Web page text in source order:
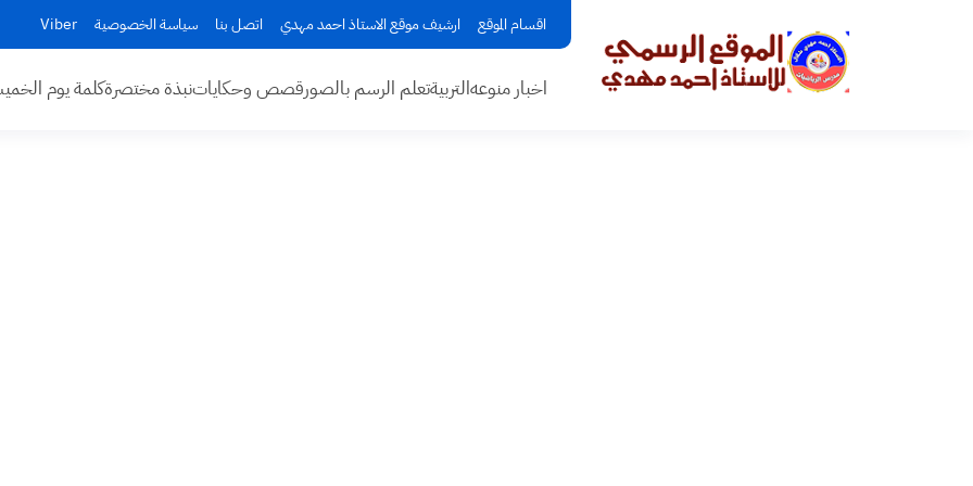
اقسام الموقع ارشيف موقع الاستاذ احمد مهدي اتصل بنا سياسة الخصوصية Viber
اخبار منوعهالتربيةتعلم الرسم بالصورقصص وحكاياتنبذة مختصرةكلمة يوم